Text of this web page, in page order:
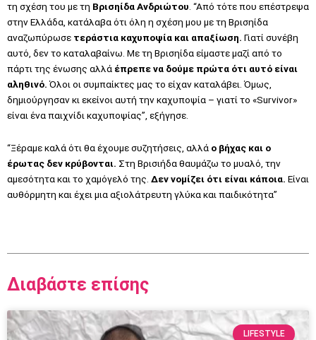
τη σχέση του με τη Βρισηίδα Ανδριώτου. “Από τότε που επέστρεψα
στην Ελλάδα, κατάλαβα ότι όλη η σχέση μου με τη Βρισηίδα
αναζωπύρωσε τεράστια καχυποψία και απαξίωση. Γιατί συνέβη
αυτό, δεν το καταλαβαίνω. Με τη Βρισηίδα είμαστε μαζί από το
πάρτι της ένωσης αλλά έπρεπε να δούμε πρώτα ότι αυτό είναι
αληθινό. Όλοι οι συμπαίκτες μας το είχαν καταλάβει. Όμως,
δημιούργησαν κι εκείνοι αυτή την καχυποψία – γιατί το «Survivor»
είναι ένα παιχνίδι καχυποψίας”, εξήγησε.
“Ξέραμε καλά ότι θα έχουμε συζητήσεις, αλλά ο βήχας και ο
έρωτας δεν κρύβονται. Στη Βρισιήδα θαυμάζω το μυαλό, την
αμεσότητα και το χαμόγελό της. Δεν νομίζει ότι είναι κάποια. Είναι
αυθόρμητη και έχει μια αξιολάτρευτη γλύκα και παιδικότητα”
Διαβάστε επίσης
LIFESTYLE